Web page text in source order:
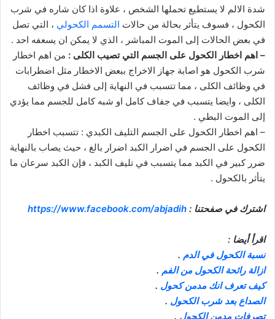
شدة الالم لا يستطيع تحملها الشخص ، علاوة اذا كان شاره في شرب
الكحول ، فسوف يتأثر بحالة من حالات التسمم الكحولي ، التي تصل
في بعض الحالات إلى الموت المباشر ، الذي لا يمكن ان يسعفه احد .
– اهم اخطار الكحول على الجسم التي تصيب الكلى : من اهم اخطار
شرب الكحول هو اصابة جهاز الاخراج ببعض الاخطار مثل اضطرابات
في وظائف الكلى ، مما تتسبب في النهاية إلى فشل في وظائف
الكلى ، وايضا يتسبب في جفاف كامل او شبه كامل للجسم مما يؤدي
إلى الموت البطي .
– اهم اخطار الكحول على الجسم التليف الكبدي : تتسبب اخطار
الكحول على الجسم في اضرار الكبد اضرار بالغ ، حيث يصاب بالنهاية
ضرر كبير في الكبد مما يتسبب في تليف الكبد ، فإن الكبد سرعان ما
يتأثر بالكحول .
اشترك في صفحتنا : https://www.facebook.com/abjadih
اقرأ أيضا :
نسبة الكحول في الدم .
ازالة رائحة الكحول من الفم .
كيف تعرف انك مدمن كحول .
الصداع بعد شرب الكحول .
تصرفات مدمن الكحول .